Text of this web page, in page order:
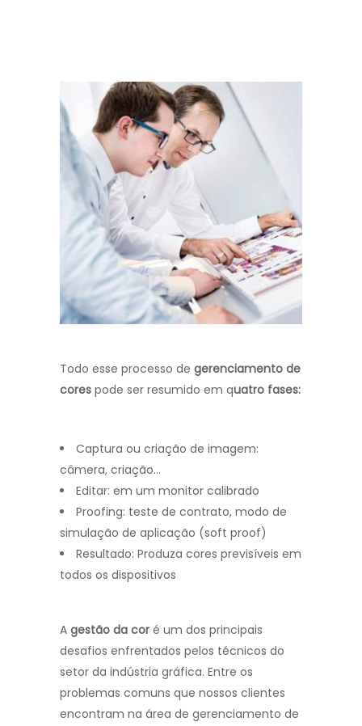
Todo esse processo de gerenciamento de
cores pode ser resumido em quatro fases:
Captura ou criação de imagem:
câmera, criação…
Editar: em um monitor calibrado
Proofing: teste de contrato, modo de
simulação de aplicação (soft proof)
Resultado: Produza cores previsíveis em
todos os dispositivos
A gestão da cor é um dos principais
desafios enfrentados pelos técnicos do
setor da indústria gráfica. Entre os
problemas comuns que nossos clientes
encontram na área de gerenciamento de